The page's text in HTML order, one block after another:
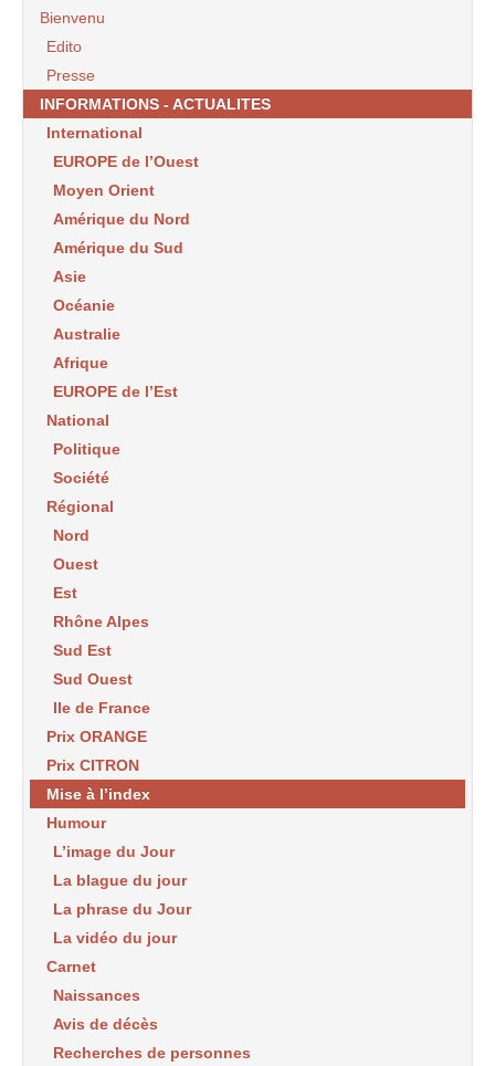
Bienvenu
Edito
Presse
INFORMATIONS - ACTUALITES
International
EUROPE de l’Ouest
Moyen Orient
Amérique du Nord
Amérique du Sud
Asie
Océanie
Australie
Afrique
EUROPE de l’Est
National
Politique
Société
Régional
Nord
Ouest
Est
Rhône Alpes
Sud Est
Sud Ouest
Ile de France
Prix ORANGE
Prix CITRON
Mise à l’index
Humour
L’image du Jour
La blague du jour
La phrase du Jour
La vidéo du jour
Carnet
Naissances
Avis de décès
Recherches de personnes